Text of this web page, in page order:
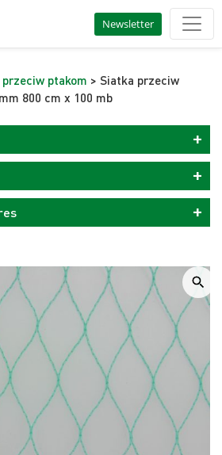
Newsletter
ptakom > Siatka przeciw
800 cm x 100 mb